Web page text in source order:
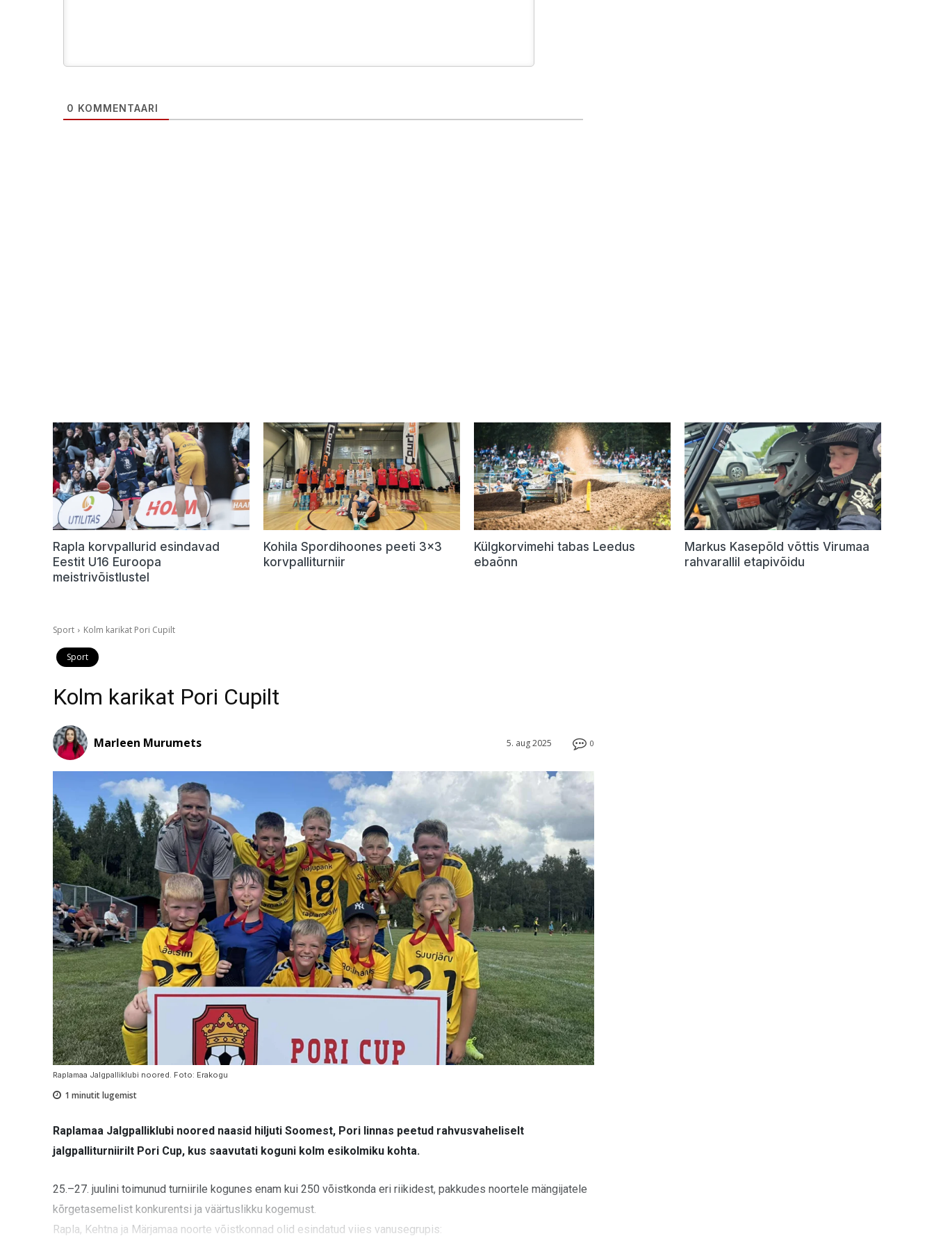
0 KOMMENTAARI
Rapla korvpallurid esindavad
Eestit U16 Euroopa
meistrivõistlustel
Kohila Spordihoones peeti 3×3
korvpalliturniir
Külgkorvimehi tabas Leedus
ebaõnn
Markus Kasepõld võttis Virumaa
rahvarallil etapivõidu